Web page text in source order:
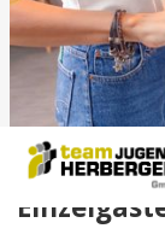
Slide 2 of 4.